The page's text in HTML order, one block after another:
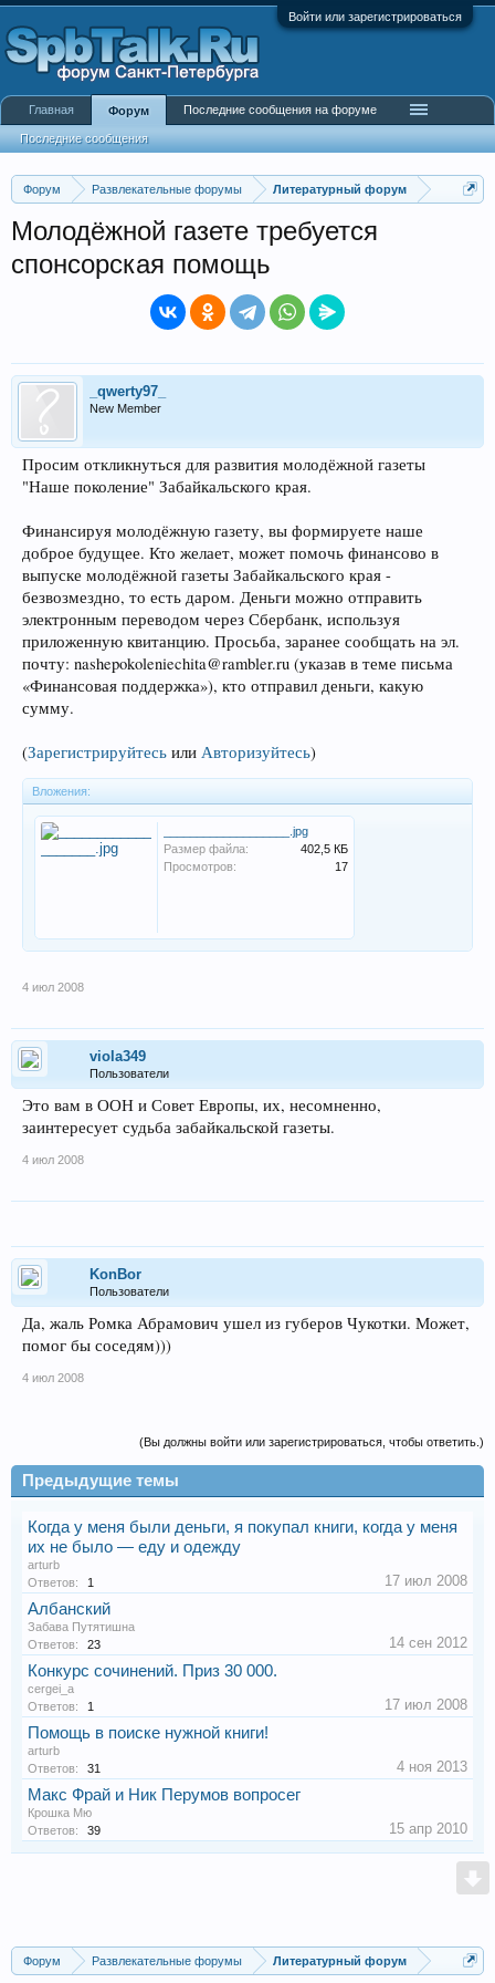
Войти или зарегистрироваться
Форум Развлекательные форумы Литературный форум
Молодёжной газете требуется
спонсорская помощь
_qwerty97_
New Member
Просим откликнуться для развития молодёжной газеты
"Наше поколение" Забайкальского края.
Финансируя молодёжную газету, вы формируете наше
доброе будущее. Кто желает, может помочь финансово в
выпуске молодёжной газеты Забайкальского края -
безвозмездно, то есть даром. Деньги можно отправить
электронным переводом через Сбербанк, используя
приложенную квитанцию. Просьба, заранее сообщать на эл.
почту: nashepokoleniechita@rambler.ru (указав в теме письма
«Финансовая поддержка»), кто отправил деньги, какую
сумму.
(Зарегистрируйтесь или Авторизуйтесь)
Вложения:
___________________.jpg
Размер файла:
402,5 КБ
Просмотров:
17
4 июл 2008
viola349
Пользователи
Это вам в ООН и Совет Европы, их, несомненно,
заинтересует судьба забайкальской газеты.
4 июл 2008
KonBor
Пользователи
Да, жаль Ромка Абрамович ушел из губеров Чукотки. Может,
помог бы соседям)))
4 июл 2008
(Вы должны войти или зарегистрироваться, чтобы ответить.)
Предыдущие темы
Когда у меня были деньги, я покупал книги, когда у меня
их не было — еду и одежду
arturb
Ответов:
1 17 июл 2008
Албанский
Забава Путятишна
Ответов:
23 14 сен 2012
Конкурс сочинений. Приз 30 000.
cergei_a
Ответов:
1 17 июл 2008
Помощь в поиске нужной книги!
arturb
Ответов:
31 4 ноя 2013
Макс Фрай и Ник Перумов вопросег
Крошка Мю
Ответов:
39 15 апр 2010
Форум Развлекательные форумы Литературный форум
Главная Форум
Последние сообщения
Последние сообщения на форуме